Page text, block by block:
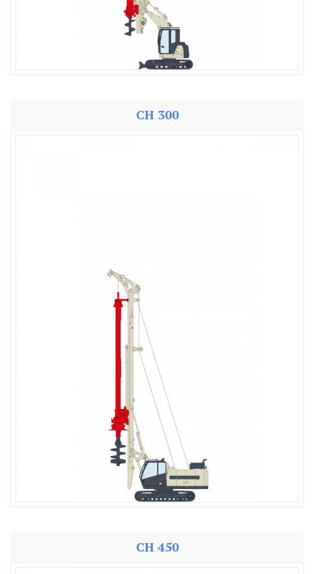
CH 300
CH 450